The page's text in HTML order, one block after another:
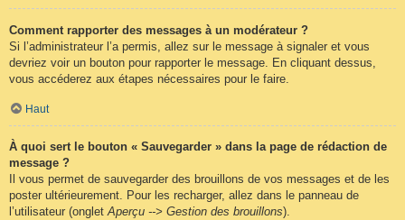
Comment rapporter des messages à un modérateur ?
Si l’administrateur l’a permis, allez sur le message à signaler et vous
devriez voir un bouton pour rapporter le message. En cliquant dessus,
vous accéderez aux étapes nécessaires pour le faire.
Haut
À quoi sert le bouton « Sauvegarder » dans la page de rédaction de
message ?
Il vous permet de sauvegarder des brouillons de vos messages et de les
poster ultérieurement. Pour les recharger, allez dans le panneau de
l’utilisateur (ongletAperçu --> Gestion des brouillons).